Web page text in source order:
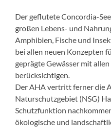
Der geflutete Concordia-
großen Lebens- und
Amphibien, Fische und
bei allen neuen Konzepten
geprägte Gewässer mit
berücksichtigen.
Der AHA vertritt ferner die
Naturschutzgebiet (NSG)
Schutzfunktion
ökologische und